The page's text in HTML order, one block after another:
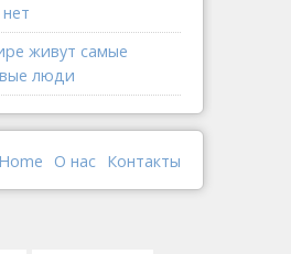
живут самые
люди
Контакты
О наc
Home